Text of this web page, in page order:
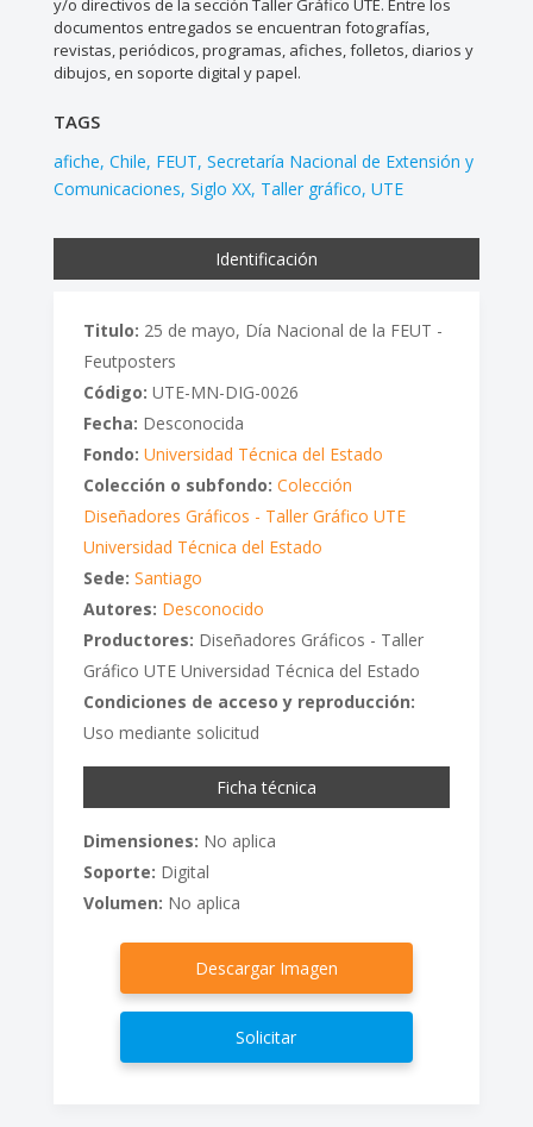
y/o directivos de la sección Taller Gráfico UTE. Entre los
documentos entregados se encuentran fotografías,
revistas, periódicos, programas, afiches, folletos, diarios y
dibujos, en soporte digital y papel.
TAGS
afiche Chile FEUT Secretaría Nacional de Extensión y
Comunicaciones Siglo XX Taller gráfico UTE
Identificación
Titulo: 25 de mayo, Día Nacional de la FEUT -
Feutposters
Código: UTE-MN-DIG-0026
Fecha: Desconocida
Fondo: Universidad Técnica del Estado
Colección o subfondo: Colección
Diseñadores Gráficos - Taller Gráfico UTE
Universidad Técnica del Estado
Sede: Santiago
Autores: Desconocido
Productores: Diseñadores Gráficos - Taller
Gráfico UTE Universidad Técnica del Estado
Condiciones de acceso y reproducción:
Uso mediante solicitud
Ficha técnica
Dimensiones: No aplica
Soporte: Digital
Volumen: No aplica
Descargar Imagen
Solicitar